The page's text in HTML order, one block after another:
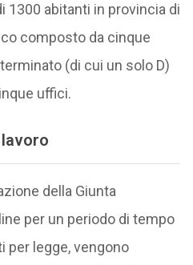
1300 abitanti in provincia di
composto da cinque
(di cui un solo D)
uffici.
della Giunta
per un periodo di tempo
per legge, vengono